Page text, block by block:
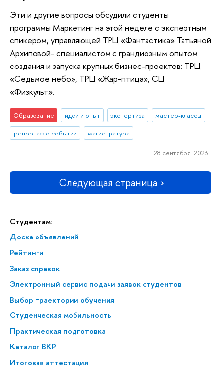
Студентам:
Доска объявлений
Рейтинги
Заказ справок
Электронный сервис подачи заявок студентов
Выбор траектории обучения
Студенческая мобильность
Практическая подготовка
Каталог ВКР
Итоговая аттестация
Эти и другие вопросы обсудили студенты
программы Маркетинг на этой неделе с экспертным
спикером, управляющей ТРЦ «Фантастика» Татьяной
Архиповой- специалистом с грандиозным опытом
создания и запуска крупных бизнес-проектов: ТРЦ
«Седьмое небо», ТРЦ «Жар-птица», СЦ
«Физкульт».
Образование идеи и опыт экспертиза
мастер-классы
репортаж о событии
магистратура
28 сентября 2023
Следующая страница